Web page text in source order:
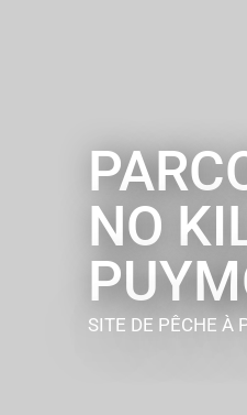
NO
SITE DE PÊCHE À